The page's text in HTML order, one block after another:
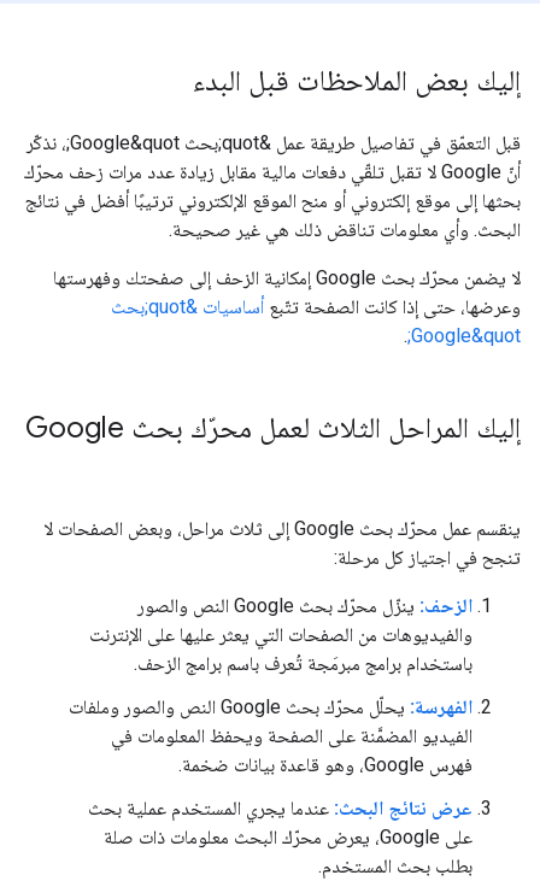
إليك بعض الملاحظات قبل البدء
قبل التعمّق في تفاصيل طريقة عمل &quot;بحث Google&quot;، نذكّر
أنّ Google لا تقبل تلقّي دفعات مالية مقابل زيادة عدد مرات زحف محرّك
بحثها إلى موقع إلكتروني أو منح الموقع الإلكتروني ترتيبًا أفضل في نتائج
البحث. وأي معلومات تناقض ذلك هي غير صحيحة.
لا يضمن محرّك بحث Google إمكانية الزحف إلى صفحتك وفهرستها
وعرضها، حتى إذا كانت الصفحة تتّبع
أساسيات &quot;بحث
Google&quot;
.
إليك المراحل الثلاث لعمل محرّك بحث Google
ينقسم عمل محرّك بحث Google إلى ثلاث مراحل، وبعض الصفحات لا
تنجح في اجتياز كل مرحلة:
الزحف:
ينزّل محرّك بحث Google النص والصور
والفيديوهات من الصفحات التي يعثر عليها على الإنترنت
باستخدام برامج مبرمَجة تُعرف باسم برامج الزحف.
الفهرسة:
يحلّل محرّك بحث Google النص والصور وملفات
الفيديو المضمَّنة على الصفحة ويحفظ المعلومات في
فهرس Google، وهو قاعدة بيانات ضخمة.
عرض نتائج البحث: عندما يجري المستخدم عملية بحث
على Google، يعرض محرّك البحث معلومات ذات صلة
بطلب بحث المستخدم.